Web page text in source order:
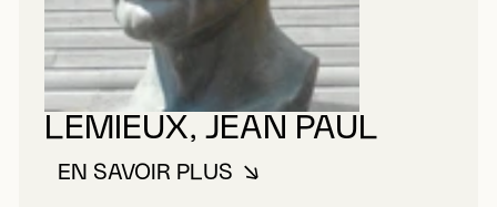
LEMIEUX, JEAN PAUL
EN SAVOIR PLUSÀ PROPOS DE LEMIEUX, JEAN